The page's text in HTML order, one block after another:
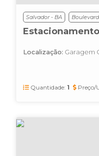
Salvador - BA Boulevard
Localização: Garagem
Quantidade: 1 Preço/